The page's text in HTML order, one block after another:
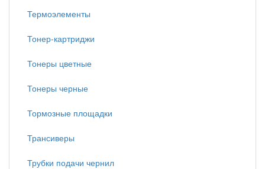
Термоэлементы
Тонер-картриджи
Тонеры цветные
Тонеры черные
Тормозные площадки
Трансиверы
Трубки подачи чернил